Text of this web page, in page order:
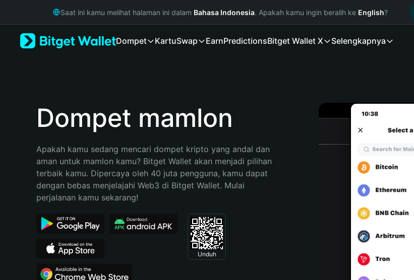
Русский
Bahasa Indonesia
Español (Argentina)
Saat ini kamu melihat halaman ini dalam Bahasa Indonesia. Apakah kamu ingin beralih ke English?
Dompet KartuSwap EarnPredictionsBitget Wallet X Selengkapnya
Dompet mamlon
Apakah kamu sedang mencari dompet kripto yang andal dan
aman untuk mamlon kamu? Bitget Wallet akan menjadi pilihan
terbaik kamu. Dipercaya oleh 40 juta pengguna, kamu dapat
dengan bebas menjelajahi Web3 di Bitget Wallet. Mulai
perjalanan kamu sekarang!
Unduh